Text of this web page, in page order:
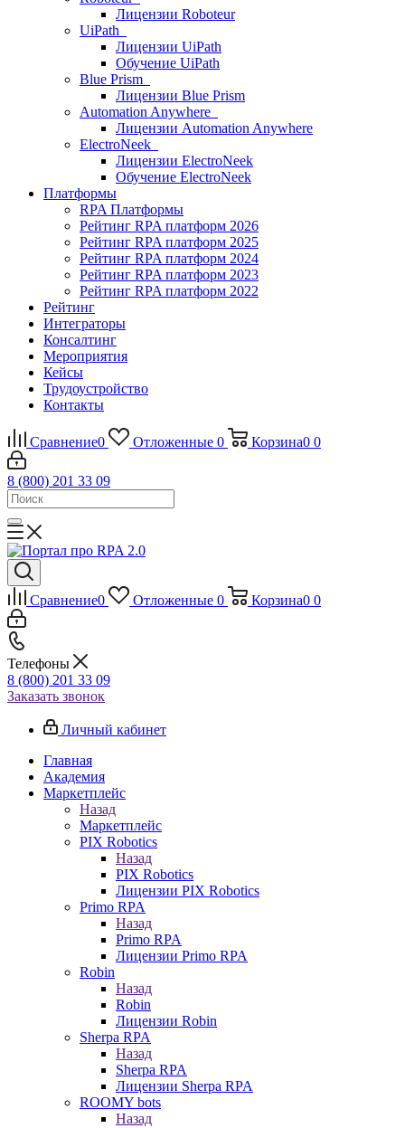
Лицензии Roboteur
UiPath
Лицензии UiPath
Обучение UiPath
Blue Prism
Лицензии Blue Prism
Automation Anywhere
Лицензии Automation Anywhere
ElectroNeek
Лицензии ElectroNeek
Обучение ElectroNeek
Платформы
RPA Платформы
Рейтинг RPA платформ 2026
Рейтинг RPA платформ 2025
Рейтинг RPA платформ 2024
Рейтинг RPA платформ 2023
Рейтинг RPA платформ 2022
Рейтинг
Интеграторы
Консалтинг
Mероприятия
Кейсы
Трудоустройство
Контакты
Сравнение0 Отложенные 0 Корзина0 0
8 (800) 201 33 09
Сравнение0 Отложенные 0 Корзина0 0
Телефоны
8 (800) 201 33 09
Заказать звонок
Личный кабинет
Главная
Академия
Маркетплейс
Назад
Маркетплейс
PIX Robotics
Назад
PIX Robotics
Лицензии PIX Robotics
Primo RPA
Назад
Primo RPA
Лицензии Primo RPA
Robin
Назад
Robin
Лицензии Robin
Sherpa RPA
Назад
Sherpa RPA
Лицензии Sherpa RPA
ROOMY bots
Назад